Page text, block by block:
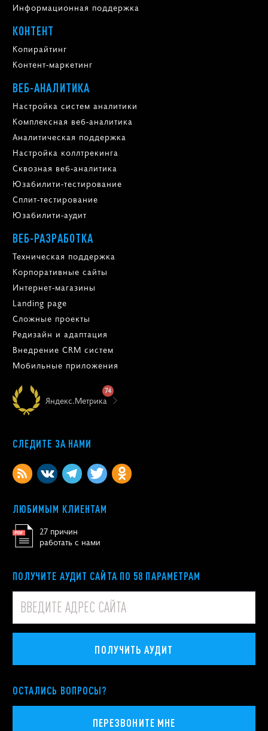
Информационная поддержка
КОНТЕНТ
Копирайтинг
Контент-маркетинг
ВЕБ-АНАЛИТИКА
Настройка систем аналитики
Комплексная веб-аналитика
Аналитическая поддержка
Настройка коллтрекинга
Сквозная веб-аналитика
Юзабилити-тестирование
Сплит-тестирование
Юзабилити-аудит
ВЕБ-РАЗРАБОТКА
Техническая поддержка
Корпоративные сайты
Интернет-магазины
Landing page
Сложные проекты
Редизайн и адаптация
Внедрение CRM систем
Мобильные приложения
Яндекс.Метрика
74
СЛЕДИТЕ ЗА НАМИ
ЛЮБИМЫМ КЛИЕНТАМ
27 причин
работать с нами
ПОЛУЧИТЕ АУДИТ САЙТА ПО 58 ПАРАМЕТРАМ
ПОЛУЧИТЬ АУДИТ
ОСТАЛИСЬ ВОПРОСЫ?
ПЕРЕЗВОНИТЕ МНЕ